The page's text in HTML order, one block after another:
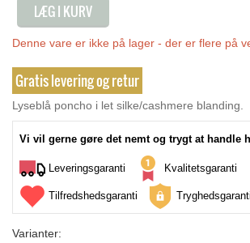
LÆG I KURV
Denne vare er ikke på lager - der er flere på
Gratis levering og retur
Lyseblå poncho i let silke/cashmere blanding.
Vi vil gerne gøre det nemt og trygt at handle
Leveringsgaranti Kvalitetsgaranti
Tilfredshedsgaranti Tryghedsgaranti
Varianter: